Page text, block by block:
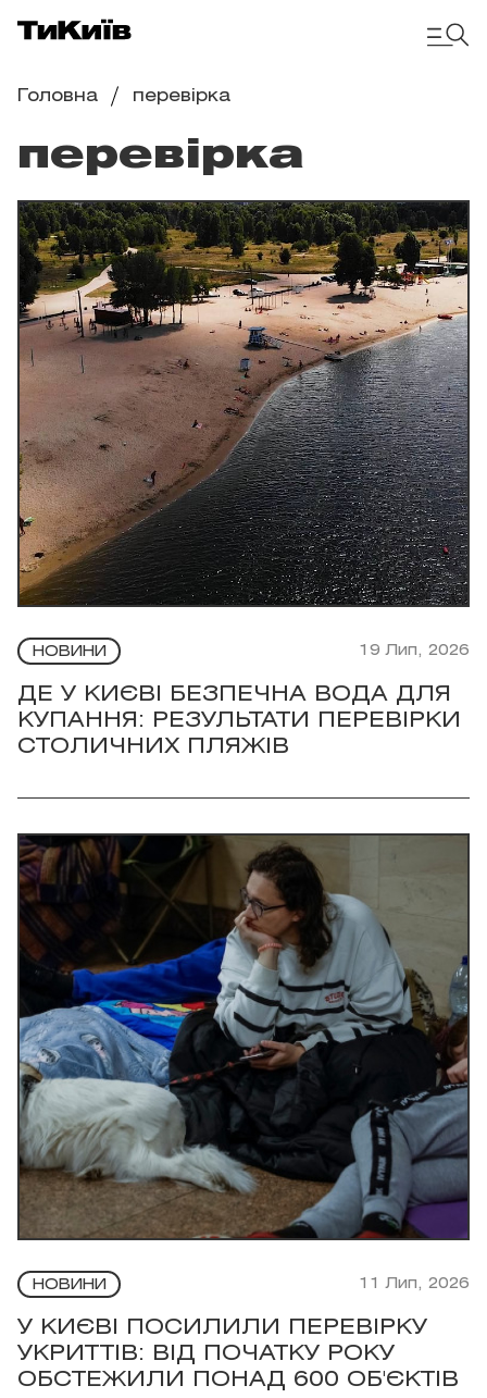
Головна перевірка
перевірка
НОВИНИ 19 Лип, 2026
ДЕ У КИЄВІ БЕЗПЕЧНА ВОДА ДЛЯ
КУПАННЯ: РЕЗУЛЬТАТИ ПЕРЕВІРКИ
СТОЛИЧНИХ ПЛЯЖІВ
НОВИНИ 11 Лип, 2026
У КИЄВІ ПОСИЛИЛИ ПЕРЕВІРКУ
УКРИТТІВ: ВІД ПОЧАТКУ РОКУ
ОБСТЕЖИЛИ ПОНАД 600 ОБ'ЄКТІВ